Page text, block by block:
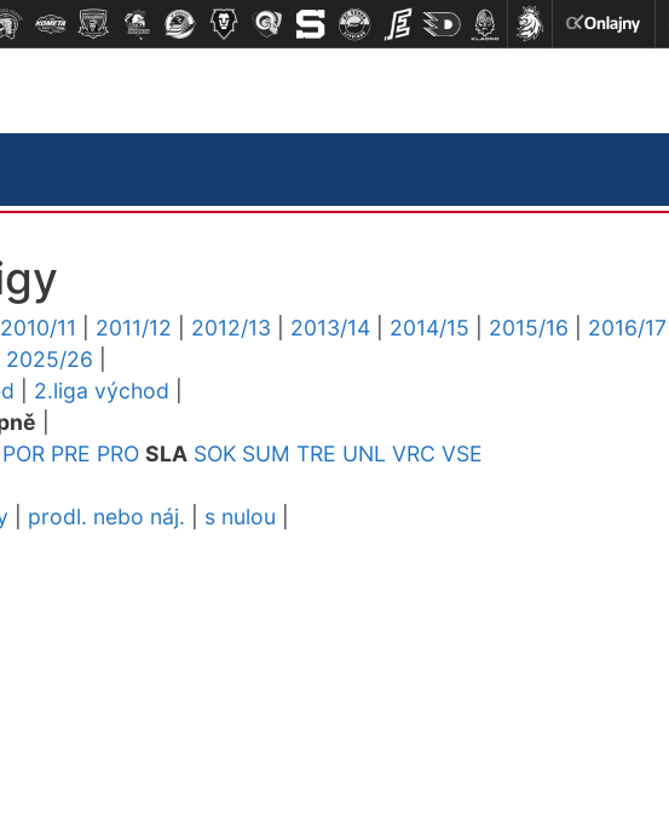
2010/11 2011/12 2012/13 2013/14 2014/15 2015/16 2016/17
2025/26
2.liga východ
POR PRE PRO SLA SOK SUM TRE UNL VRC VSE
prodl. nebo náj. s nulou